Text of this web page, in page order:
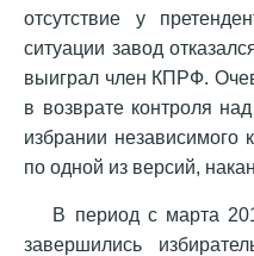
отсутствие у
ситуации завод
выиграл член КПРФ.
в возврате контроля
избрании независимого
по одной из версий,
В период с марта
завершились